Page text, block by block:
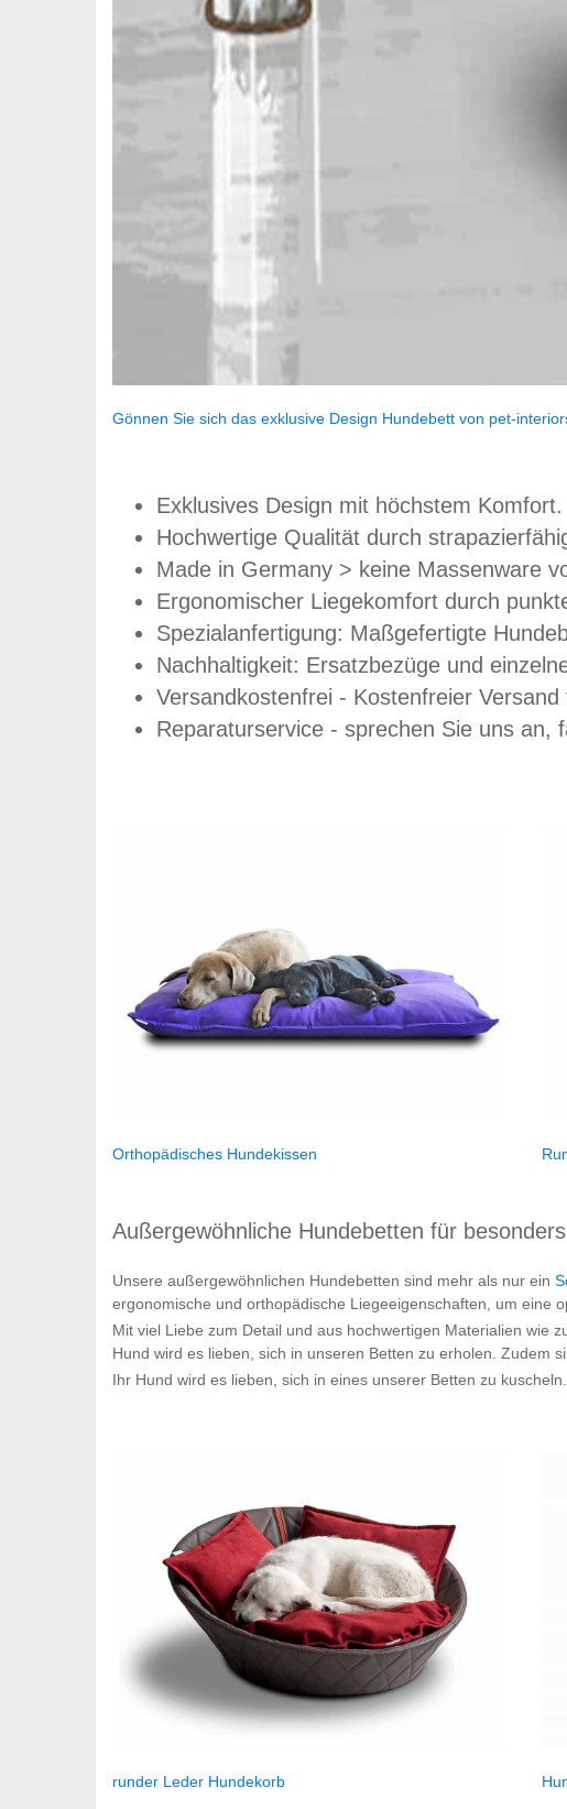
Gönnen Sie sich das exklusive Design Hundebett von pet-
Exklusives Design mit höchstem Komfort.
Hochwertige Qualität durch
Made in Germany > keine Massenware
Ergonomischer Liegekomfort durch
Spezialanfertigung: Maßgefertigte
Nachhaltigkeit: Ersatzbezüge und
Versandkostenfrei - Kostenfreier
Reparaturservice - sprechen Sie uns an,
Orthopädisches Hundekissen
Außergewöhnliche Hundebetten für
Unsere außergewöhnlichen Hundebetten sind mehr als nur ein
ergonomische und orthopädische Liegeeigenschaften, um eine
Mit viel Liebe zum Detail und aus hochwertigen Materialien wie
Hund wird es lieben, sich in unseren Betten zu erholen. Zudem
Ihr Hund wird es lieben, sich in eines unserer Betten zu kuscheln.
runder Leder Hundekorb